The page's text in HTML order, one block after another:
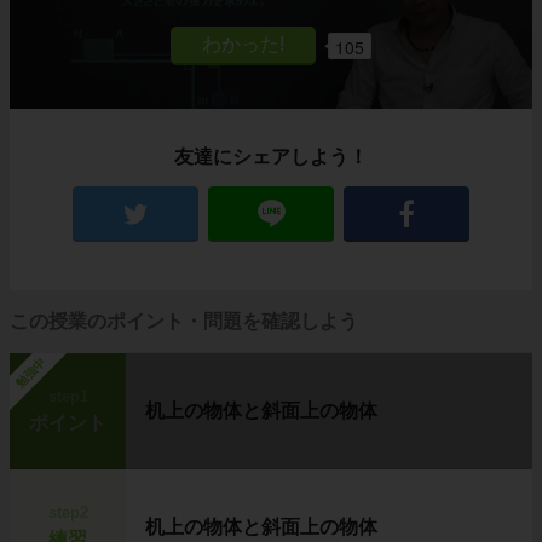
105
友達にシェアしよう！
この授業のポイント・問題を確認しよう
勉強中
ポイント
机上の物体と斜面上の物体
机上の物体と斜面上の物体